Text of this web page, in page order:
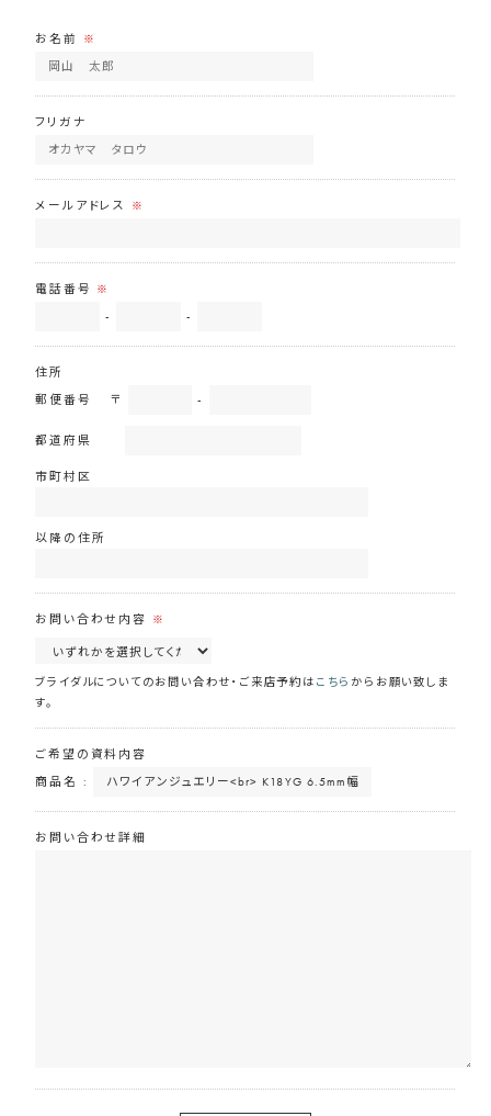
お名前 ※
フリガナ
メールアドレス ※
電話番号 ※
- -
住所
郵便番号〒 -
都道府県
市町村区
以降の住所
お問い合わせ内容 ※
ブライダルについてのお問い合わせ・ご来店予約は こちらからお願い致しま
す。
ご希望の資料内容
商品名 :
お問い合わせ詳細